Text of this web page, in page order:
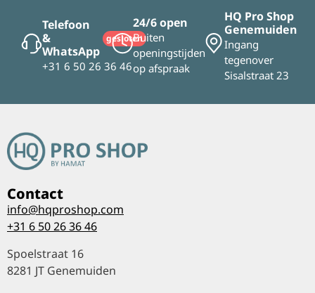
Telefoon
&
WhatsApp
gesloten
+31 6 50 26 36 46
24/6 open
Buiten
openingstijden
op afspraak
HQ Pro Shop
Genemuiden
Ingang
tegenover
Sisalstraat 23
Contact
info@hqproshop.com
+31 6 50 26 36 46
Spoelstraat 16
8281 JT Genemuiden